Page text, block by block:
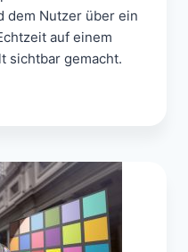
dem Nutzer über ein
auf einem
sichtbar gemacht.